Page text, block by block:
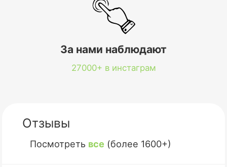
За нами наблюдают
27000+ в инстаграм
Отзывы
Посмотреть все (более 1600+)